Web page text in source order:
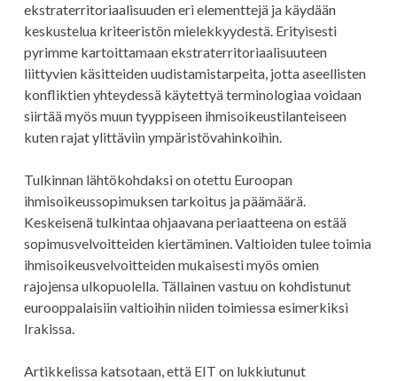
ekstraterritoriaalisuuden eri elementtejä ja käydään
keskustelua kriteeristön mielekkyydestä. Erityisesti
pyrimme kartoittamaan ekstraterritoriaalisuuteen
liittyvien käsitteiden uudistamistarpeita, jotta aseellisten
konfliktien yhteydessä käytettyä terminologiaa voidaan
siirtää myös muun tyyppiseen ihmisoikeustilanteiseen
kuten rajat ylittäviin ympäristövahinkoihin.
Tulkinnan lähtökohdaksi on otettu Euroopan
ihmisoikeussopimuksen tarkoitus ja päämäärä.
Keskeisenä tulkintaa ohjaavana periaatteena on estää
sopimusvelvoitteiden kiertäminen. Valtioiden tulee toimia
ihmisoikeusvelvoitteiden mukaisesti myös omien
rajojensa ulkopuolella. Tällainen vastuu on kohdistunut
eurooppalaisiin valtioihin niiden toimiessa esimerkiksi
Irakissa.
Artikkelissa katsotaan, että EIT on lukkiutunut